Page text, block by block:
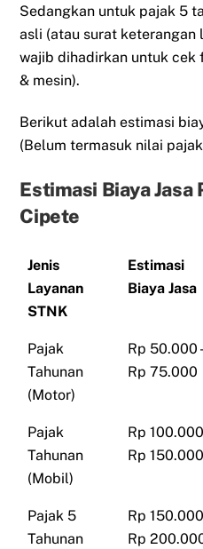
Sedangkan untuk pajak 5
asli (atau surat keterangan
wajib dihadirkan untuk cek
& mesin).
Berikut adalah estimasi
(Belum termasuk nilai
Estimasi Biaya Jasa
Cipete
Jenis
Layanan
STNK
Estimasi
Biaya Jasa
Pajak
Tahunan
(Motor)
Rp 50.000 -
Rp 75.000
Pajak
Tahunan
(Mobil)
Rp 100.000
Rp 150.000
Pajak 5
Tahunan
Rp 150.000
Rp